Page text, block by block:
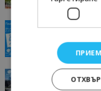
“Пощенска